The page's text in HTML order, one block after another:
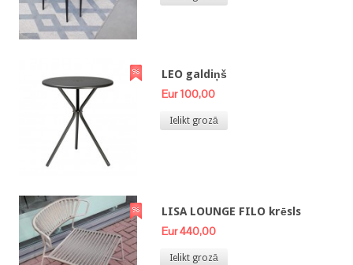
LEO galdiņš
Eur 100,00
Ielikt grozā
LISA LOUNGE FILO krēsls
Eur 440,00
Ielikt grozā